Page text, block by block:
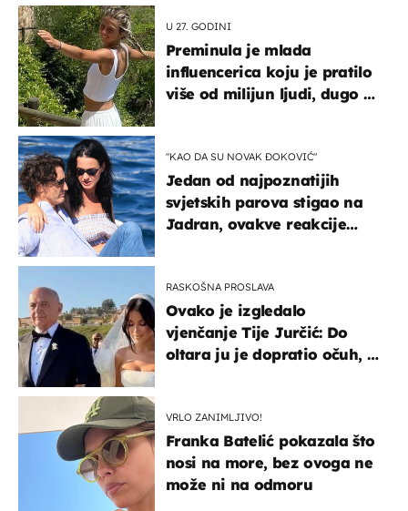
U 27. GODINI
Preminula je mlada
influencerica koju je pratilo
više od milijun ljudi, dugo se
"KAO DA SU NOVAK ĐOKOVIĆ"
Jedan od najpoznatijih
svjetskih parova stigao na
Jadran, ovakve reakcije
RASKOŠNA PROSLAVA
Ovako je izgledalo
vjenčanje Tije Jurčić: Do
oltara ju je dopratio očuh, a
VRLO ZANIMLJIVO!
Franka Batelić pokazala što
nosi na more, bez ovoga ne
može ni na odmoru